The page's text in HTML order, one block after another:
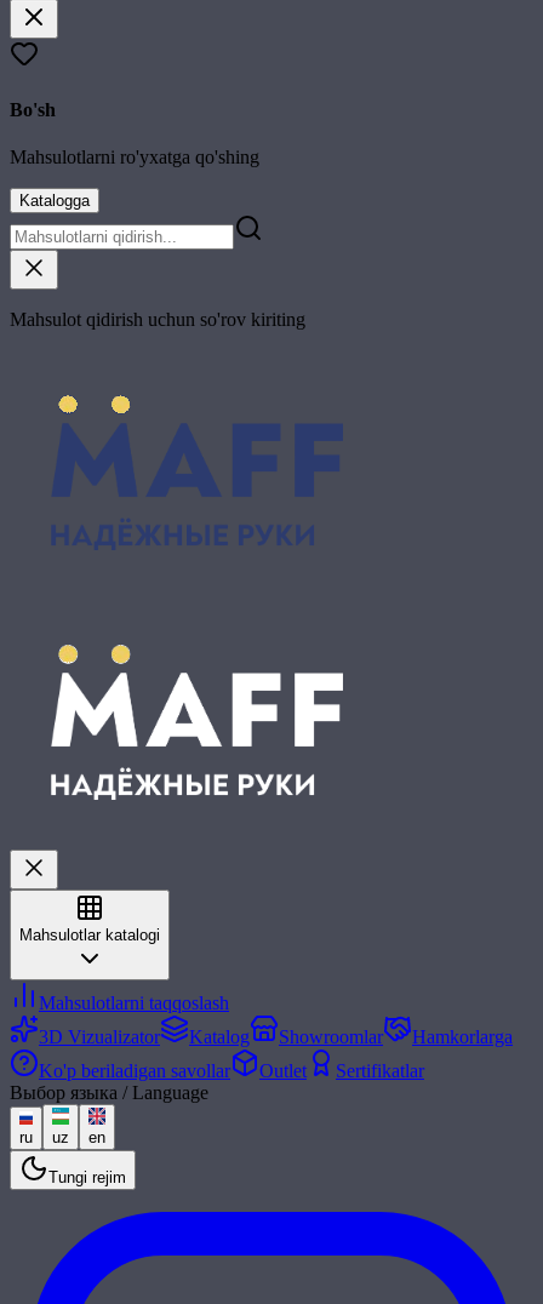
Bo'sh
Mahsulotlarni ro'yxatga qo'shing
Katalogga
Mahsulot qidirish uchun so'rov kiriting
Mahsulotlar katalogi
Mahsulotlarni taqqoslash
3D Vizualizator
Katalog Showroomlar
Hamkorlarga
Ko'p beriladigan savollar
Outlet
Sertifikatlar
Выбор языка / Language
ru uz en
Tungi rejim